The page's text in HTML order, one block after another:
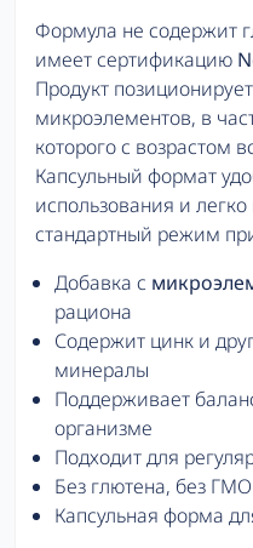
Формула не содержит
имеет сертификацию
Продукт
микроэлементов, в
которого с возрастом
Капсульный формат
использования и легко
стандартный режим
Добавка с
рациона
Содержит цинк и
минералы
Поддерживает
организме
Подходит для
Без глютена, без ГМО
Капсульная форма